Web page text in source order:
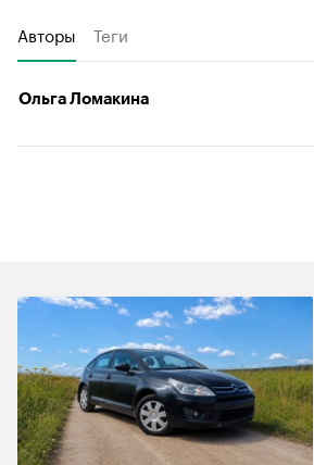
Авторы Теги
Ольга Ломакина